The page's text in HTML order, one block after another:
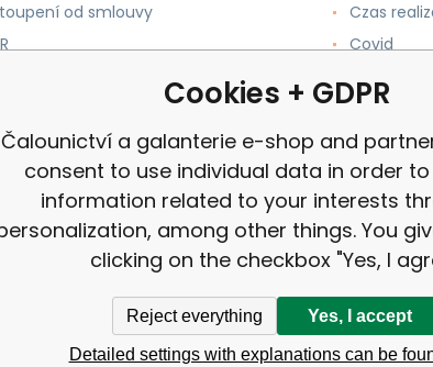
od smlouvy
Czas
Covid
e-shop |Site Map
Cookies + GDPR
Čalounictví a galanterie e-shop and
consent to use individual data in order
information related to your interests
among other things. You
clicking on the checkbox "Yes, I
Reject everything Yes, I accept
Detailed settings with explanations can be